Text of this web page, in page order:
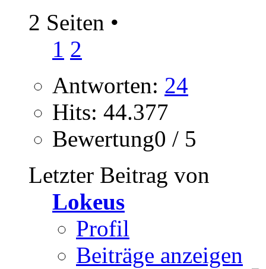
2 Seiten •
1 2
Antworten: 24
Hits: 44.377
Bewertung0 / 5
Letzter Beitrag von
Lokeus
Profil
Beiträge anzeigen